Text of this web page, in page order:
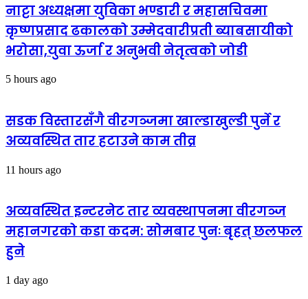
नाट्टा अध्यक्षमा युविका भण्डारी र महासचिवमा
कृष्णप्रसाद ढकालको उम्मेदवारीप्रती ब्याबसायीको
भरोसा,युवा ऊर्जा र अनुभवी नेतृत्वको जोडी
5 hours ago
सडक विस्तारसँगै वीरगञ्जमा खाल्डाखुल्डी पुर्ने र
अव्यवस्थित तार हटाउने काम तीव्र
11 hours ago
अव्यवस्थित इन्टरनेट तार व्यवस्थापनमा वीरगञ्ज
महानगरको कडा कदम: सोमबार पुनः बृहत् छलफल
हुने
1 day ago